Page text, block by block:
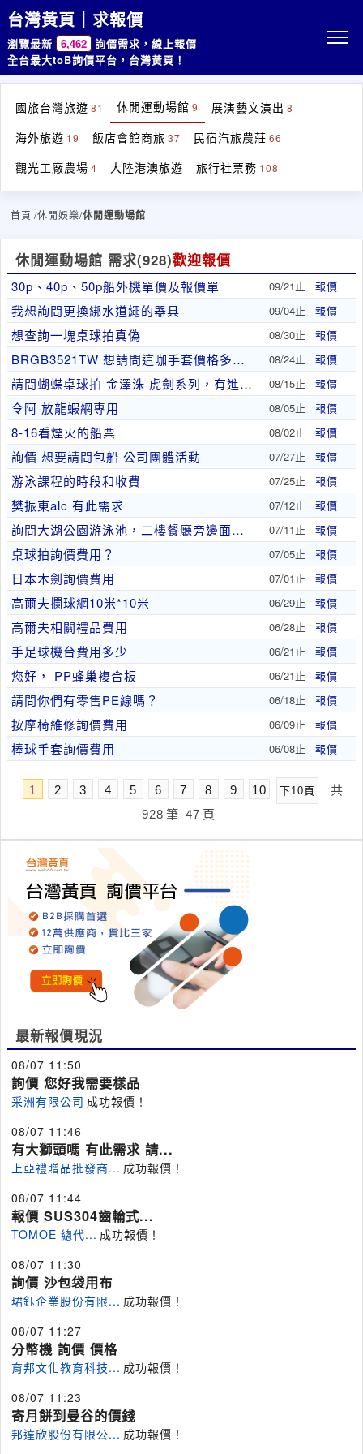
台灣黃頁｜求報價
瀏覽最新 6,462 詢價需求，線上報價
全台最大toB詢價平台，台灣黃頁！
國旅台灣旅遊 81 休閒運動場館 9 展演藝文演出 8
海外旅遊 19 飯店會館商旅 37 民宿汽旅農莊 66
觀光工廠農場 4 大陸港澳旅遊 旅行社票務 108
首頁 /休閒娛樂/休閒運動場館
休閒運動場館 需求(928)歡迎報價
30p、40p、50p船外機單價及報價單 09/21止 報價
我想詢問更換綁水道繩的器具 09/04止 報價
想查詢一塊桌球拍真偽 08/30止 報價
BRGB3521TW 想請問這咖手套價格多少呢 08/24止 報價
請問蝴蝶桌球拍 金澤洙 虎劍系列，有進口台灣嗎 08/15止 報價
令阿 放龍蝦網專用 08/05止 報價
8-16看煙火的船票 08/02止 報價
詢價 想要請問包船 公司團體活動 07/27止 報價
游泳課程的時段和收費 07/25止 報價
樊振東alc 有此需求 07/12止 報價
詢問大湖公園游泳池，二樓餐廳旁邊面對大湖公園的牆.. 07/11止 報價
桌球拍詢價費用？ 07/05止 報價
日本木劍詢價費用 07/01止 報價
高爾夫攔球網10米*10米 06/29止 報價
高爾夫相關禮品費用 06/28止 報價
手足球機台費用多少 06/21止 報價
您好， PP蜂巢複合板 06/21止 報價
請問你們有零售PE線嗎？ 06/18止 報價
按摩椅維修詢價費用 06/09止 報價
棒球手套詢價費用 06/08止 報價
1 2 3 4 5 6 7 8 9 10 下10頁
共
928 筆 47 頁
最新報價現況
08/07 11:50
詢價 您好我需要樣品
采洲有限公司 成功報價！
08/07 11:46
有大獅頭嗎 有此需求 請...
上亞禮贈品批發商... 成功報價！
08/07 11:44
報價 SUS304齒輪式...
TOMOE 總代... 成功報價！
08/07 11:30
詢價 沙包袋用布
珺鈺企業股份有限... 成功報價！
08/07 11:27
分幣機 詢價 價格
育邦文化教育科技... 成功報價！
08/07 11:23
寄月餅到曼谷的價錢
邦達欣股份有限公... 成功報價！